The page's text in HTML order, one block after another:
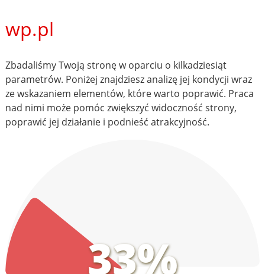
wp.pl
Zbadaliśmy Twoją stronę w oparciu o kilkadziesiąt
parametrów. Poniżej znajdziesz analizę jej kondycji wraz
ze wskazaniem elementów, które warto poprawić. Praca
nad nimi może pomóc zwiększyć widoczność strony,
poprawić jej działanie i podnieść atrakcyjność.
33%